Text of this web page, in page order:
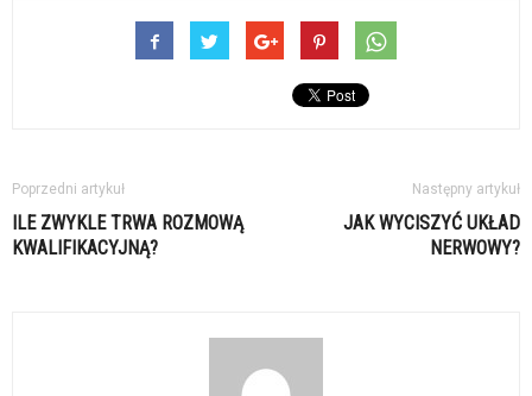
Poprzedni artykuł
ILE ZWYKLE TRWA ROZMOWĄ
KWALIFIKACYJNĄ?
Następny artykuł
JAK WYCISZYĆ UKŁAD
NERWOWY?